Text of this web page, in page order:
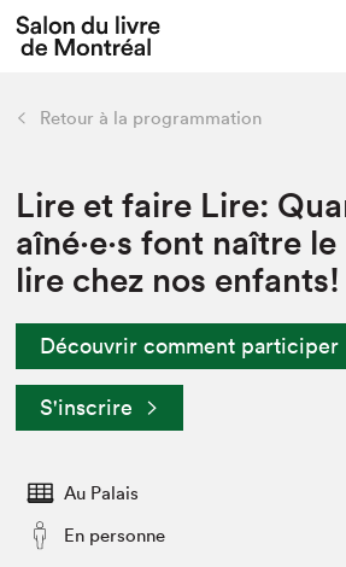
Espace enseignant·e·s
Espace médias
L'événement
Préparer sa visite au
Actualités
SLM PRO
retour
Préparer sa visite
Salon au Palais
Salon dans la ville et en ligne
Projets partenaires
Liens pratiques
Retour à la programmation
Lire et faire Lire:
aîné·e·s font naître
lire chez nos enfants!
Découvrir comment participer
S'inscrire
Au Palais
En personne